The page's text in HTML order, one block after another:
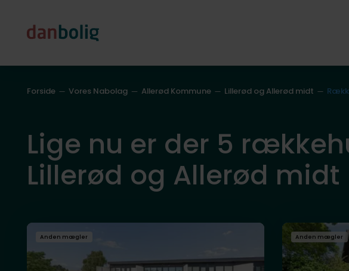
Forside Vores Nabolag Allerød Kommune Lillerød og Allerød midt
Lige nu er der 5
Lillerød og Allerød midt
Anden mægler Anden mægler